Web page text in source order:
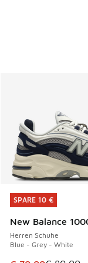
SPARE 10 €
New Balance
Herren Schuhe
Blue - Grey - White
SPARE 10 €